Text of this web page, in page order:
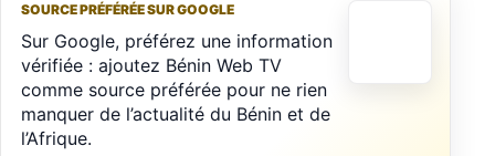
SOURCE PRÉFÉRÉE SUR GOOGLE
Sur Google, préférez une information
vérifiée : ajoutez Bénin Web TV
comme source préférée pour ne rien
manquer de l’actualité du Bénin et de
l’Afrique.